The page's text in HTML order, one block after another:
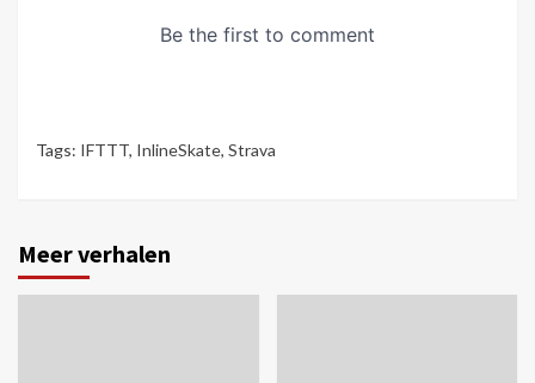
Tags: IFTTT, InlineSkate, Strava
Meer verhalen